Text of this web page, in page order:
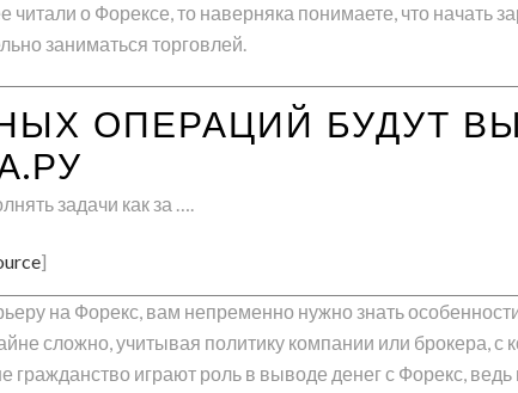
о Форексе, то наверняка понимаете, что начать
заниматься торговлей.
ОПЕРАЦИЙ БУДУТ
задачи как за ….
]
на Форекс, вам непременно нужно знать
сложно, учитывая политику компании или брокера, с
гражданство играют роль в выводе денег с Форекс,